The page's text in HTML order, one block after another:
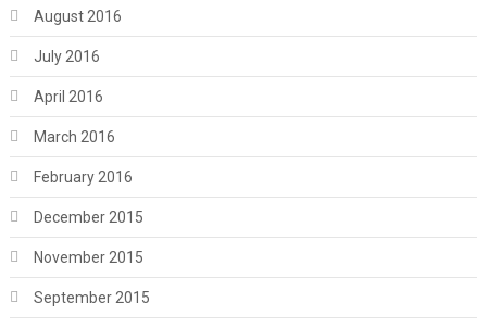
August 2016
July 2016
April 2016
March 2016
February 2016
December 2015
November 2015
September 2015